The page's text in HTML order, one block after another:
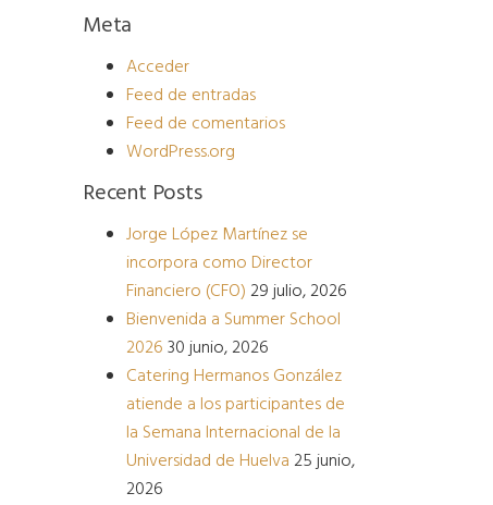
Meta
Acceder
Feed de entradas
Feed de comentarios
WordPress.org
Recent Posts
Jorge López Martínez se
incorpora como Director
Financiero (CFO) 29 julio, 2026
Bienvenida a Summer School
202630 junio, 2026
Catering Hermanos González
atiende a los participantes de
la Semana Internacional de la
Universidad de Huelva 25 junio,
2026